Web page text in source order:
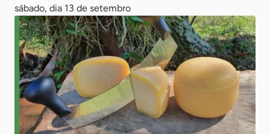
sábado, dia 13 de setembro